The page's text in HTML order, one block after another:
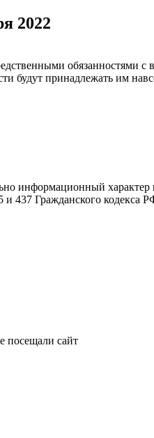
2022
обязанностями
будут принадлежать им
информационный
и 437 Гражданского кодекса
посещали сайт